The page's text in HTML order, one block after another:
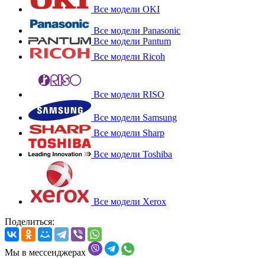
Все модели OKI
Все модели Panasonic
Все модели Pantum
Все модели Ricoh
Все модели RISO
Все модели Samsung
Все модели Sharp
Все модели Toshiba
Все модели Xerox
Поделиться:
Мы в мессенджерах